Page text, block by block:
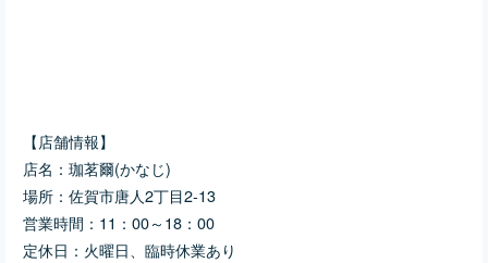
【店舗情報】
店名： 珈茗爾(かなじ)
場所：佐賀市唐人2丁目2-13
営業時間：11：00～18：00
定休日：火曜日、臨時休業あり